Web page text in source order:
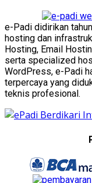
e-Padi didirikan
hosting dan
Hosting, Email
serta specialized
WordPress, e-Padi
terpercaya yang
teknis profesional.